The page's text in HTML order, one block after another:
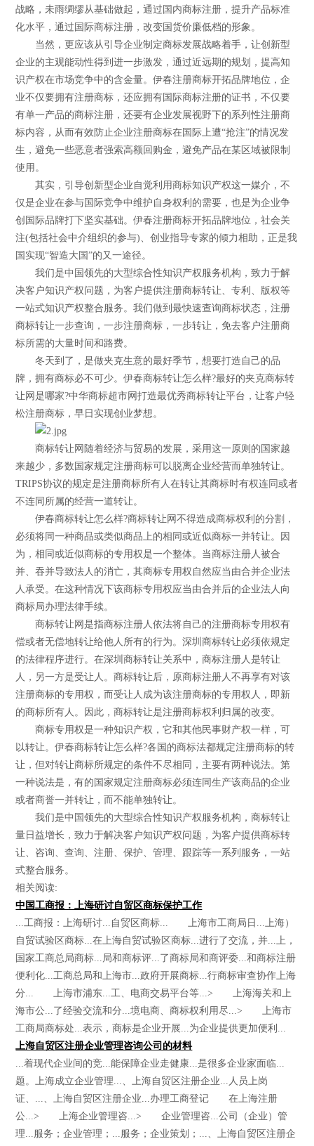
战略，未雨绸缪从基础做起，通过国内商标注册，提升产品标准
化水平，通过国际商标注册，改变国货价廉低档的形象。
当然，更应该从引导企业制定商标发展战略着手，让创新型
企业的主观能动性得到进一步激发，通过近远期的规划，提高知
识产权在市场竞争中的含金量。伊春注册商标开拓品牌地位，企
业不仅要拥有注册商标，还应拥有国际商标注册的证书，不仅要
有单一产品的商标注册，还要有企业发展视野下的系列性注册商
标内容，从而有效防止企业注册商标在国际上遭“抢注”的情况发
生，避免一些恶意者强索高额回购金，避免产品在某区域被限制
使用。
其实，引导创新型企业自觉利用商标知识产权这一媒介，不
仅是企业在参与国际竞争中维护自身权利的需要，也是为企业争
创国际品牌打下坚实基础。伊春注册商标开拓品牌地位，社会关
注(包括社会中介组织的参与)、创业指导专家的倾力相助，正是我
国实现“智造大国”的又一途径。
我们是中国领先的大型综合性知识产权服务机构，致力于解
决客户知识产权问题，为客户提供注册商标转让、专利、版权等
一站式知识产权整合服务。我们做到最快速查询商标状态，注册
商标转让一步查询，一步注册商标，一步转让，免去客户注册商
标所需的大量时间和路费。
冬天到了，是做夹克生意的最好季节，想要打造自己的品
牌，拥有商标必不可少。伊春商标转让怎么样?最好的夹克商标转
让网是哪家?中华商标超市网打造最优秀商标转让平台，让客户轻
松注册商标，早日实现创业梦想。
商标转让网随着经济与贸易的发展，采用这一原则的国家越
来越少，多数国家规定注册商标可以脱离企业经营而单独转让。
TRIPS协议的规定是注册商标所有人在转让其商标时有权连同或者
不连同所属的经营一道转让。
伊春商标转让怎么样?商标转让网不得造成商标权利的分割，
必须将同一种商品或类似商品上的相同或近似商标一并转让。因
为，相同或近似商标的专用权是一个整体。当商标注册人被合
并、吞并导致法人的消亡，其商标专用权自然应当由合并企业法
人承受。在这种情况下该商标专用权应当由合并后的企业法人向
商标局办理法律手续。
商标转让网是指商标注册人依法将自己的注册商标专用权有
偿或者无偿地转让给他人所有的行为。深圳商标转让必须依规定
的法律程序进行。在深圳商标转让关系中，商标注册人是转让
人，另一方是受让人。商标转让后，原商标注册人不再享有对该
注册商标的专用权，而受让人成为该注册商标的专用权人，即新
的商标所有人。因此，商标转让是注册商标权利归属的改变。
商标专用权是一种知识产权，它和其他民事财产权一样，可
以转让。伊春商标转让怎么样?各国的商标法都规定注册商标的转
让，但对转让商标所规定的条件不尽相同，主要有两种说法。第
一种说法是，有的国家规定注册商标必须连同生产该商品的企业
或者商誉一并转让，而不能单独转让。
我们是中国领先的大型综合性知识产权服务机构，商标转让
量日益增长，致力于解决客户知识产权问题，为客户提供商标转
让、咨询、查询、注册、保护、管理、跟踪等一系列服务，一站
式整合服务。
相关阅读:
中国工商报：上海研讨自贸区商标保护工作
...工商报：上海研讨...自贸区商标... 上海市工商局日...上海）
自贸试验区商标...在上海自贸试验区商标...进行了交流，并...上，
国家工商总局商标...局和商标评...了商标局和商评委...和商标注册
便利化...工商总局和上海市...政府开展商标...行商标审查协作上海
分... 上海市浦东...工、电商交易平台等...> 上海海关和上
海市公...了经验交流和分...境电商、商标权利用尽...> 上海市
工商局商标处...表示，商标是企业开展...为企业提供更加便利...
上海自贸区注册企业管理咨询公司的材料
...着现代企业间的竞...能保障企业走健康...是很多企业家面临...
题。上海成立企业管理...、上海自贸区注册企业...人员上岗
证、...、上海自贸区注册企业...办理工商登记 在上海注册
公...> 上海企业管理咨...> 企业管理咨...公司（企业）管
理...服务；企业管理；...服务；企业策划；...、上海自贸区注册企